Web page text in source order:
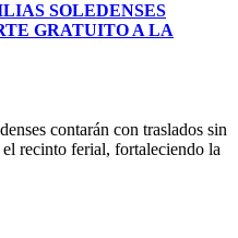
SOLEDENSES
GRATUITO A LA
contarán con traslados sin
recinto ferial, fortaleciendo la